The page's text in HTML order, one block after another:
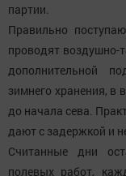
партии.
Правильно
проводят воздушно-
дополнительной
зимнего хранения, в
до начала сева.
дают с задержкой и
Считанные дни
полевых работ,